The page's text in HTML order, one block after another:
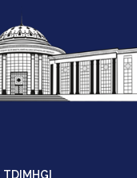
TDIMHGI